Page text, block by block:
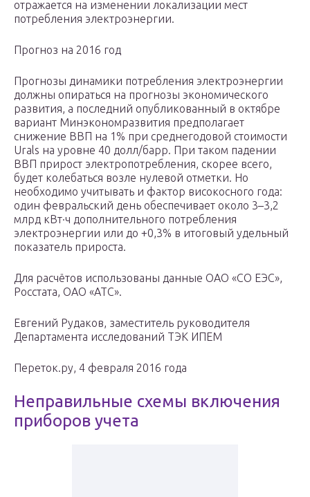
отражается на изменении локализации мест
потребления электроэнергии.
Прогноз на 2016 год
Прогнозы динамики потребления электроэнергии
должны опираться на прогнозы экономического
развития, а последний опубликованный в октябре
вариант Минэкономразвития предполагает
снижение ВВП на 1% при среднегодовой стоимости
Urals на уровне 40 долл/барр. При таком падении
ВВП прирост электропотребления, скорее всего,
будет колебаться возле нулевой отметки. Но
необходимо учитывать и фактор високосного года:
один февральский день обеспечивает около 3–3,2
млрд кВт·ч дополнительного потребления
электроэнергии или до +0,3% в итоговый удельный
показатель прироста.
Для расчётов использованы данные ОАО «СО ЕЭС»,
Росстата, ОАО «АТС».
Евгений Рудаков, заместитель руководителя
Департамента исследований ТЭК ИПЕМ
Переток.ру, 4 февраля 2016 года
Неправильные схемы включения
приборов учета